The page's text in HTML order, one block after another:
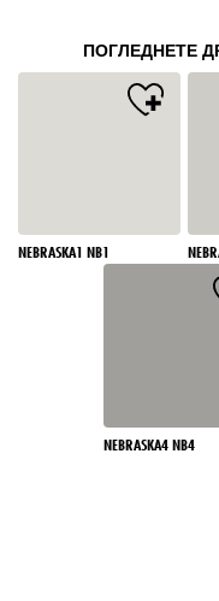
ПОГЛЕДНЕТЕ
NEBRASKA1 NB1
NEBRASKA4 NB4